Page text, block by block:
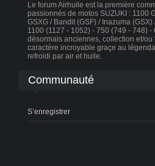
Le forum Airhuile est la première
passionnés de motos SUZUKI : 1100
GSXG / Bandit (GSF) / Inazuma
1100 (1127 - 1052) - 750 (749 - 748)
désormais anciennes, collection et/ou
caractère incroyable graçe au
refroidi par air et huile.
Communauté
S’enregistrer